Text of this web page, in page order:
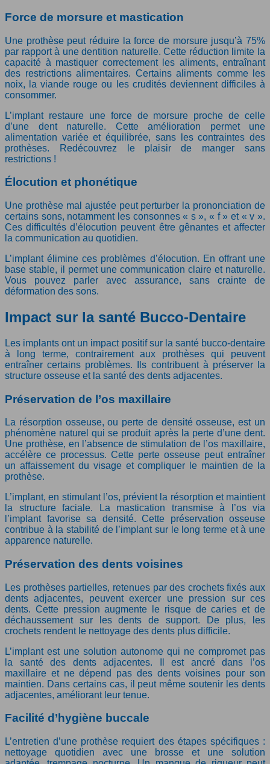
Force de morsure et mastication
Une prothèse peut réduire la force de morsure jusqu’à 75%
par rapport à une dentition naturelle. Cette réduction limite la
capacité à mastiquer correctement les aliments, entraînant
des restrictions alimentaires. Certains aliments comme les
noix, la viande rouge ou les crudités deviennent difficiles à
consommer.
L’implant restaure une force de morsure proche de celle
d’une dent naturelle. Cette amélioration permet une
alimentation variée et équilibrée, sans les contraintes des
prothèses. Redécouvrez le plaisir de manger sans
restrictions !
Élocution et phonétique
Une prothèse mal ajustée peut perturber la prononciation de
certains sons, notamment les consonnes « s », « f » et « v ».
Ces difficultés d’élocution peuvent être gênantes et affecter
la communication au quotidien.
L’implant élimine ces problèmes d’élocution. En offrant une
base stable, il permet une communication claire et naturelle.
Vous pouvez parler avec assurance, sans crainte de
déformation des sons.
Impact sur la santé Bucco-Dentaire
Les implants ont un impact positif sur la santé bucco-dentaire
à long terme, contrairement aux prothèses qui peuvent
entraîner certains problèmes. Ils contribuent à préserver la
structure osseuse et la santé des dents adjacentes.
Préservation de l’os maxillaire
La résorption osseuse, ou perte de densité osseuse, est un
phénomène naturel qui se produit après la perte d’une dent.
Une prothèse, en l’absence de stimulation de l’os maxillaire,
accélère ce processus. Cette perte osseuse peut entraîner
un affaissement du visage et compliquer le maintien de la
prothèse.
L’implant, en stimulant l’os, prévient la résorption et maintient
la structure faciale. La mastication transmise à l’os via
l’implant favorise sa densité. Cette préservation osseuse
contribue à la stabilité de l’implant sur le long terme et à une
apparence naturelle.
Préservation des dents voisines
Les prothèses partielles, retenues par des crochets fixés aux
dents adjacentes, peuvent exercer une pression sur ces
dents. Cette pression augmente le risque de caries et de
déchaussement sur les dents de support. De plus, les
crochets rendent le nettoyage des dents plus difficile.
L’implant est une solution autonome qui ne compromet pas
la santé des dents adjacentes. Il est ancré dans l’os
maxillaire et ne dépend pas des dents voisines pour son
maintien. Dans certains cas, il peut même soutenir les dents
adjacentes, améliorant leur tenue.
Facilité d’hygiène buccale
L’entretien d’une prothèse requiert des étapes spécifiques :
nettoyage quotidien avec une brosse et une solution